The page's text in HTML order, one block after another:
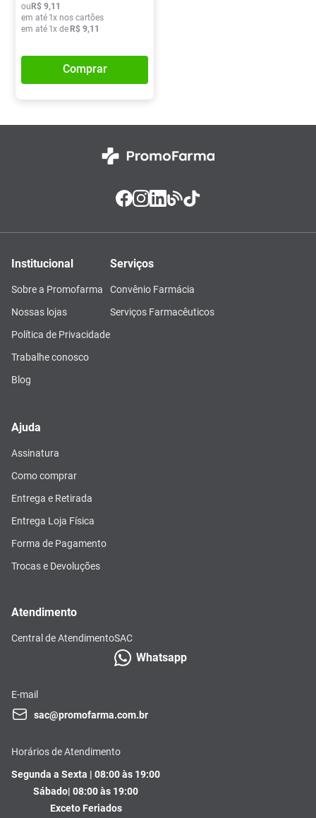
ouR$ 9,11
em até 1x nos cartões
em até 1x deR$ 9,11
Comprar
Institucional
Sobre a Promofarma
Nossas lojas
Política de Privacidade
Trabalhe conosco
Blog
Serviços
Convênio Farmácia
Serviços Farmacêuticos
Ajuda
Assinatura
Como comprar
Entrega e Retirada
Entrega Loja Física
Forma de Pagamento
Trocas e Devoluções
Atendimento
Central de AtendimentoSAC
Whatsapp
E-mail
sac@promofarma.com.br
Horários de Atendimento
Segunda a Sexta | 08:00 às 19:00
Sábado| 08:00 às 19:00
Exceto Feriados